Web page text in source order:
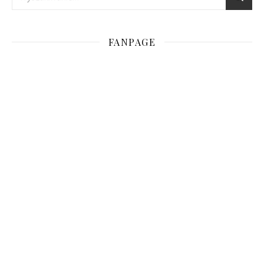
FANPAGE